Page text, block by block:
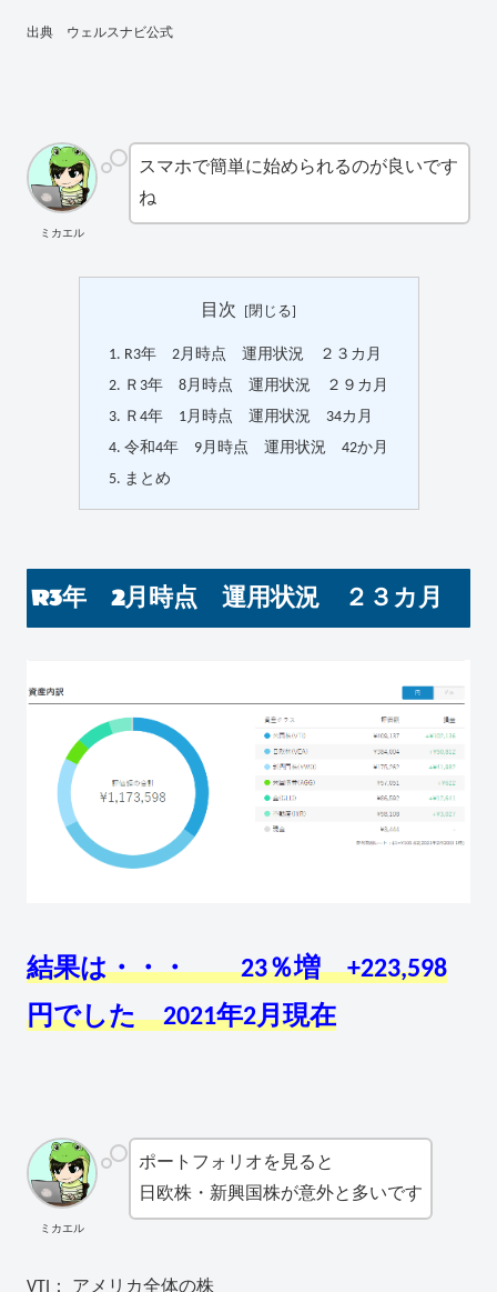
出典 ウェルスナビ公式
ミカエル
スマホで簡単に始められるのが良いです
ね
目次
R3年 2月時点 運用状況 ２３カ月
Ｒ3年 8月時点 運用状況 ２９カ月
Ｒ4年 1月時点 運用状況 34カ月
令和4年 9月時点 運用状況 42か月
まとめ
R3年 2月時点 運用状況 ２３カ月
結果は・・・ 23％増 +223,598
円でした 2021年2月現在
ミカエル
ポートフォリオを見ると
日欧株・新興国株が意外と多いです
VTI： アメリカ全体の株